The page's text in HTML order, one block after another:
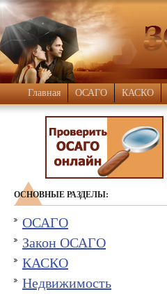
Главная ОСАГО КАСКО
ОСНОВНЫЕ РАЗДЕЛЫ:
ОСАГО
Закон ОСАГО
КАСКО
Недвижимость